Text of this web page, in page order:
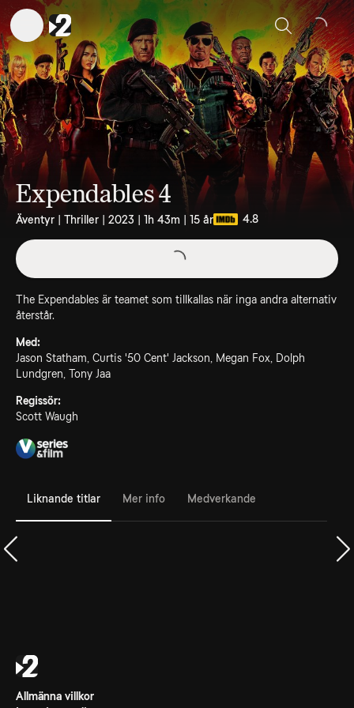
Sök
Expendables 4
Äventyr | Thriller | 2023 | 1h 43m | 15 år 4.8
The Expendables är teamet som tillkallas när inga andra alternativ
återstår.
Med:
Jason Statham, Curtis '50 Cent' Jackson, Megan Fox, Dolph
Lundgren, Tony Jaa
Regissör:
Scott Waugh
Liknande titlar Mer info Medverkande
Allmänna villkor